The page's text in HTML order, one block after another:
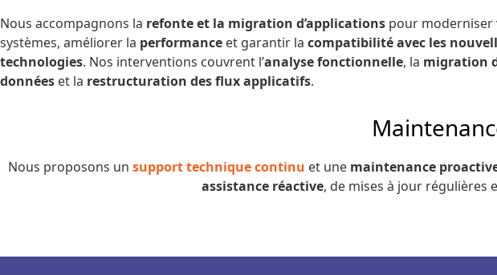
Nous accompagnons la refonte et la migration d’applications pour moderniser
systèmes, améliorer la performance et garantir la compatibilité avec les
technologies. Nos interventions couvrent l’analyse fonctionnelle, la migration
données et la restructuration des flux applicatifs.
Nous proposons un support technique continu et une maintenance
assistance réactive, de mises à jour régulières